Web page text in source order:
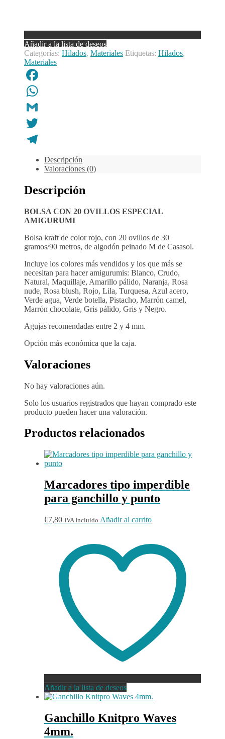
Añadir a la lista de deseos
Categorías: Hilados, Materiales Etiquetas: Hilados,
Materiales
Facebook
WhatsApp
Gmail
Twitter
Telegram
Descripción
Valoraciones (0)
Descripción
BOLSA CON 20 OVILLOS ESPECIAL
AMIGURUMI
Bolsa kraft de color rojo, con 20 ovillos de 30
gramos/90 metros, de algodón peinado M de Casasol.
Incluye los colores más vendidos y los que más se
necesitan para hacer amigurumis: Blanco, Crudo,
Natural, Maquillaje, Amarillo pálido, Naranja, Rosa
nude, Rosa blush, Rojo, Lila, Turquesa, Azul acero,
Verde agua, Verde botella, Pistacho, Marrón camel,
Marrón chocolate, Gris pálido, Gris y Negro.
Agujas recomendadas entre 2 y 4 mm.
Opción más económica que la caja.
Valoraciones
No hay valoraciones aún.
Solo los usuarios registrados que hayan comprado este
producto pueden hacer una valoración.
Productos relacionados
Marcadores tipo imperdible
para ganchillo y punto
€7,80 IVA Incluido Añadir al carrito
Añadir a la lista de deseos
Ganchillo Knitpro Waves
4mm.